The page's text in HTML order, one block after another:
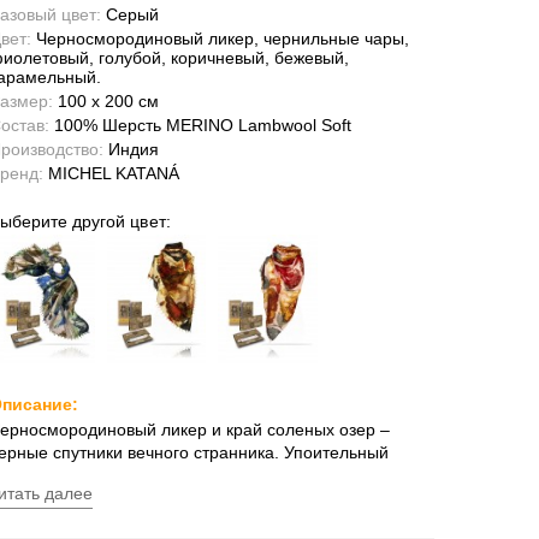
цвет: Серый
Черносмородиновый ликер, чернильные чары,
голубой, коричневый, бежевый,
100 x 200 см
100% Шерсть MERINO Lambwool Soft
Индия
MICHEL KATANÁ
другой цвет:
ликер и край соленых озер –
спутники вечного странника. Упоительный
Этот несравненный аксессуар способен в одно
далее